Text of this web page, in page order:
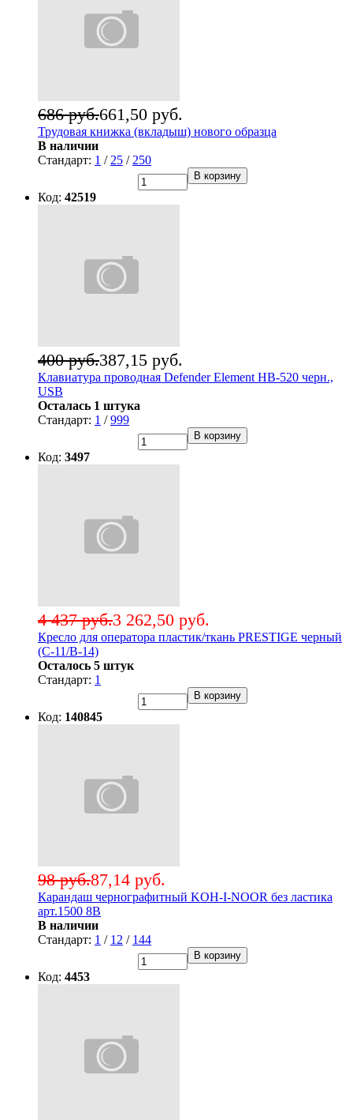
661,50 руб.
686 руб.
Трудовая книжка (вкладыш) нового образца
В наличии
Стандарт: 1 / 25 / 250
В корзину
Код: 42519
387,15 руб.
400 руб.
Клавиатура проводная Defender Element HB-520 черн.,
USB
Осталась 1 штука
Стандарт: 1 /999
В корзину
Код: 3497
3 262,50 руб.
4 437 руб.
Кресло для оператора пластик/ткань PRESTIGE черный
(С-11/В-14)
Осталось 5 штук
Стандарт: 1
В корзину
Код: 140845
87,14 руб.
98 руб.
Карандаш чернографитный KOH-I-NOOR без ластика
арт.1500 8В
В наличии
Стандарт: 1 / 12 / 144
В корзину
Код: 4453